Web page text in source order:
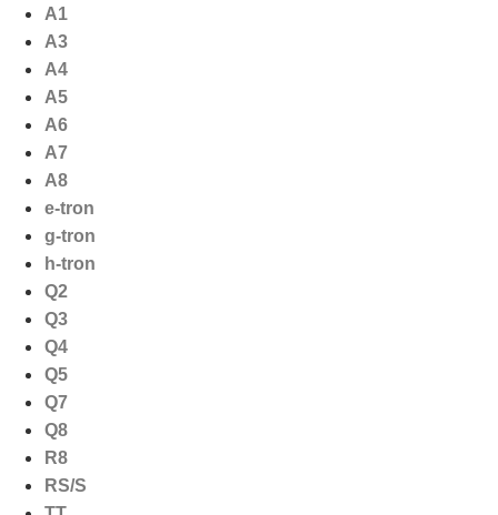
naar
inhoud
A1
A3
A4
A5
A6
A7
A8
e-tron
g-tron
h-tron
Q2
Q3
Q4
Q5
Q7
Q8
R8
RS/S